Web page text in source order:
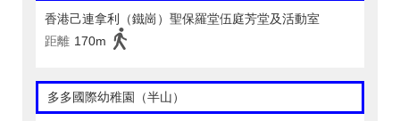
香港己連拿利（鐵崗）聖保羅堂伍庭芳堂及活動室
距離 170m
多多國際幼稚園（半山）